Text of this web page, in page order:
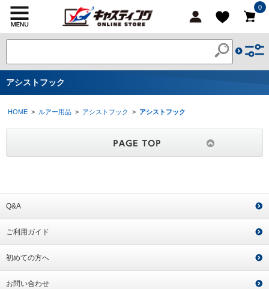
0
アシストフック
HOME > ルアー用品 > アシストフック > アシストフック
Q&A
ご利用ガイド
初めての方へ
お問い合わせ